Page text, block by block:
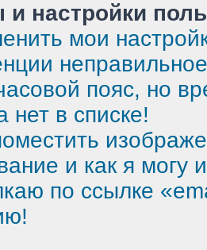
настройки
мои
пояс, но
нет в списке!
и как я могу
по ссылке